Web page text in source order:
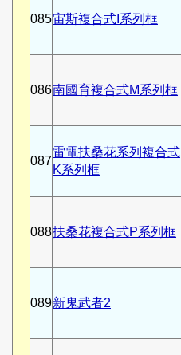
085宙斯複合式I系列框
086南國育複合式M系列框
087
雷電扶桑花系列複合式
K系列框
088扶桑花複合式P系列框
089新鬼武者2